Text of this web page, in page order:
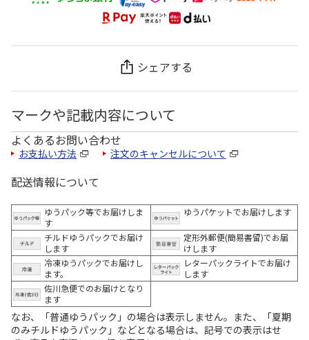
シェアする
マークや記載内容について
よくあるお問い合わせ
お支払い方法 注文のキャンセルについて
配送情報について
ゆうパック等でお届けしま
す
ゆうパケットでお届けします
チルドゆうパックでお届け
します
定形外郵便(簡易書留)でお届
けします
冷凍ゆうパックでお届けし
ます。
レターパックライトでお届け
します
佐川急便でのお届けとなり
ます
なお、「普通ゆうパック」の場合は表示しません。また、「夏期
のみチルドゆうパック」などとなる場合は、記号での表示はせ